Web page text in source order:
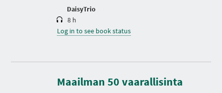
DaisyTrio
8 h
Log in to see book status
Maailman 50 vaarallisinta
D
u